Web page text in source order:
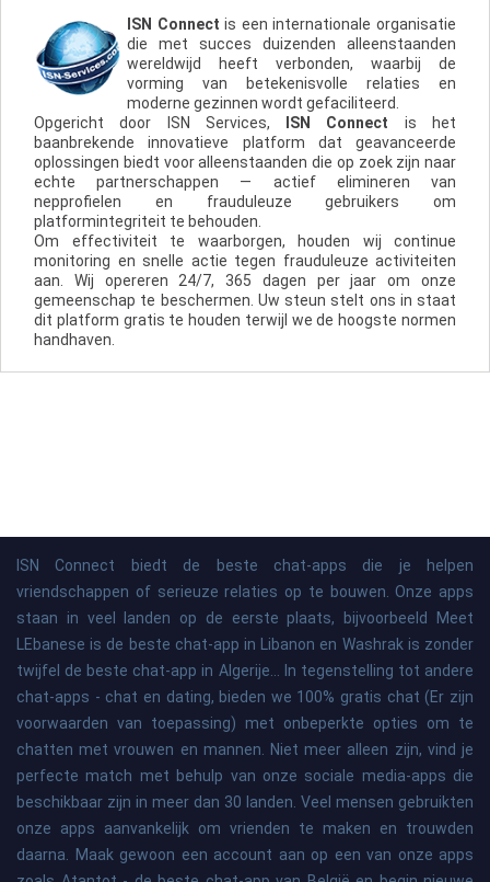
ISN Connect is een internationale organisatie
die met succes duizenden alleenstaanden
wereldwijd heeft verbonden, waarbij de
vorming van betekenisvolle relaties en
moderne gezinnen wordt gefaciliteerd.
Opgericht door ISN Services, ISN Connect is het
baanbrekende innovatieve platform dat geavanceerde
oplossingen biedt voor alleenstaanden die op zoek zijn naar
echte partnerschappen — actief elimineren van
nepprofielen en frauduleuze gebruikers om
platformintegriteit te behouden.
Om effectiviteit te waarborgen, houden wij continue
monitoring en snelle actie tegen frauduleuze activiteiten
aan. Wij opereren 24/7, 365 dagen per jaar om onze
gemeenschap te beschermen. Uw steun stelt ons in staat
dit platform gratis te houden terwijl we de hoogste normen
handhaven.
ISN Connect biedt de beste chat-apps die je helpen
vriendschappen of serieuze relaties op te bouwen. Onze apps
staan ​​in veel landen op de eerste plaats, bijvoorbeeld Meet
LEbanese is de beste chat-app in Libanon en Washrak is zonder
twijfel de beste chat-app in Algerije... In tegenstelling tot andere
chat-apps - chat en dating, bieden we 100% gratis chat (Er zijn
voorwaarden van toepassing) met onbeperkte opties om te
chatten met vrouwen en mannen. Niet meer alleen zijn, vind je
perfecte match met behulp van onze sociale media-apps die
beschikbaar zijn in meer dan 30 landen. Veel mensen gebruikten
onze apps aanvankelijk om vrienden te maken en trouwden
daarna. Maak gewoon een account aan op een van onze apps